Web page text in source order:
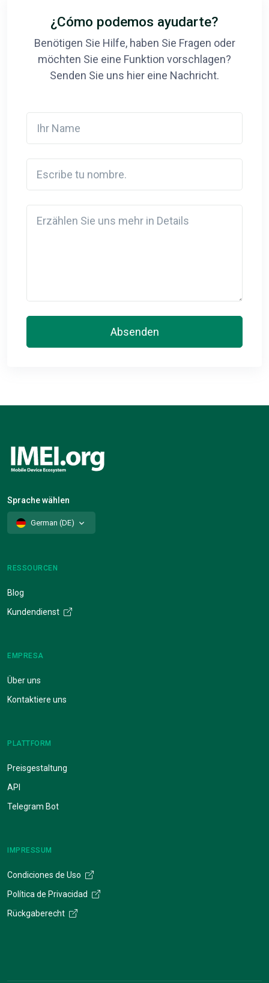
¿Cómo podemos ayudarte?
Benötigen Sie Hilfe, haben Sie Fragen oder
möchten Sie eine Funktion vorschlagen?
Senden Sie uns hier eine Nachricht.
Absenden
Sprache wählen
German (DE)
RESSOURCEN
Blog
Kundendienst
EMPRESA
Über uns
Kontaktiere uns
PLATTFORM
Preisgestaltung
API
Telegram Bot
IMPRESSUM
Condiciones de Uso
Política de Privacidad
Rückgaberecht